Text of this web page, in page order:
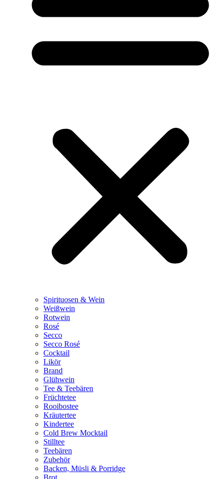
Spirituosen & Wein
Weißwein
Rotwein
Rosé
Secco
Secco Rosé
Cocktail
Likör
Brand
Glühwein
Tee & Teebären
Früchtetee
Rooibostee
Kräutertee
Kindertee
Cold Brew Mocktail
Stilltee
Teebären
Zubehör
Backen, Müsli & Porridge
Brot